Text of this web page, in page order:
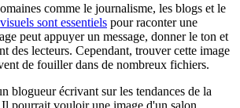
comme le journalisme, les blogs et le
visuels sont essentiels pour raconter une
peut appuyer un message, donner le ton et
des lecteurs. Cependant, trouver cette image
de fouiller dans de nombreux fichiers.
blogueur écrivant sur les tendances de la
pourrait vouloir une image d'un salon